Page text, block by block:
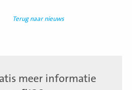
Terug naar nieuws
meer informatie